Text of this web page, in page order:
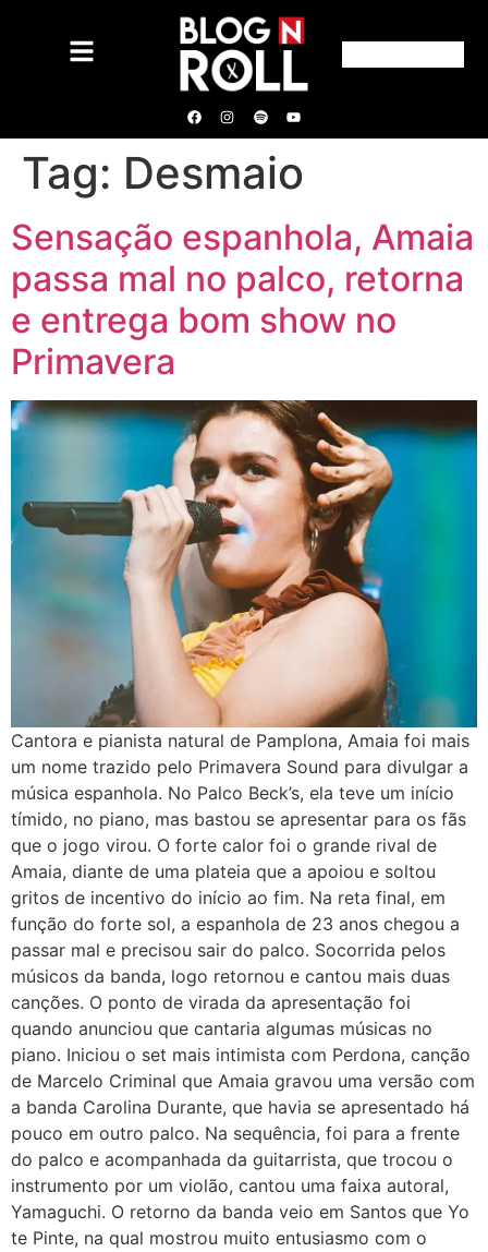
Tag: Desmaio
Sensação espanhola, Amaia
passa mal no palco, retorna
e entrega bom show no
Primavera
Cantora e pianista natural de Pamplona, Amaia foi mais
um nome trazido pelo Primavera Sound para divulgar a
música espanhola. No Palco Beck’s, ela teve um início
tímido, no piano, mas bastou se apresentar para os fãs
que o jogo virou. O forte calor foi o grande rival de
Amaia, diante de uma plateia que a apoiou e soltou
gritos de incentivo do início ao fim. Na reta final, em
função do forte sol, a espanhola de 23 anos chegou a
passar mal e precisou sair do palco. Socorrida pelos
músicos da banda, logo retornou e cantou mais duas
canções. O ponto de virada da apresentação foi
quando anunciou que cantaria algumas músicas no
piano. Iniciou o set mais intimista com Perdona, canção
de Marcelo Criminal que Amaia gravou uma versão com
a banda Carolina Durante, que havia se apresentado há
pouco em outro palco. Na sequência, foi para a frente
do palco e acompanhada da guitarrista, que trocou o
instrumento por um violão, cantou uma faixa autoral,
Yamaguchi. O retorno da banda veio em Santos que Yo
te Pinte, na qual mostrou muito entusiasmo com o